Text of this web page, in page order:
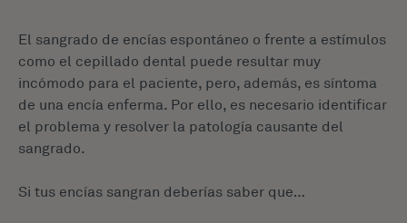
El sangrado de encías espontáneo o frente a estímulos
como el cepillado dental puede resultar muy
incómodo para el paciente, pero, además, es síntoma
de una encía enferma. Por ello, es necesario identificar
el problema y resolver la patología causante del
sangrado.
Si tus encías sangran deberías saber que…